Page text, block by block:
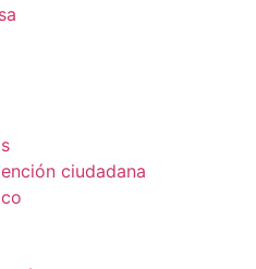
ciudadana